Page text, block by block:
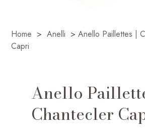
Home > Anelli > Anello Paillettes |
Capri
Anello
Chantecler